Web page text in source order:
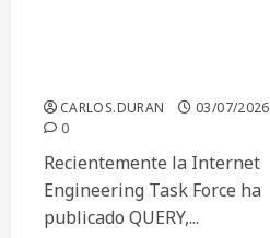
CARLOS.DURAN
03/07/2026
0
Recientemente la Internet
Engineering Task Force ha
publicado QUERY,...